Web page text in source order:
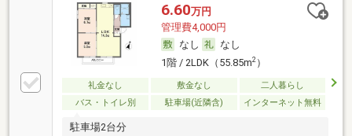
6.60万円
管理費4,000円
なし
なし
1階 / 2LDK（55.85m2）
礼金なし 敷金なし
二人暮らし
バス・トイレ別
駐車場(近隣含) インターネット無料
駐車場2台分